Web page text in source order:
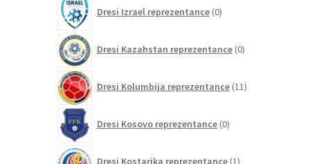
Dresi Izrael reprezentance 0izdelkov
Dresi Kazahstan reprezentance 0izdelkov
Dresi Kolumbija reprezentance 11izdelkov
Dresi Kosovo reprezentance 0izdelkov
Dresi Kostarika reprezentance 1